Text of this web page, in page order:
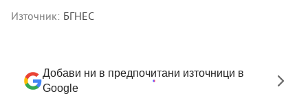
Източник: БГНЕС
Добави ни в предпочитани източници в
Google